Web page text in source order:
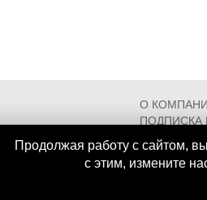
Продолжая работу с сайтом,
с этим, измените
О
ПОДПИСКА
СХЕМА